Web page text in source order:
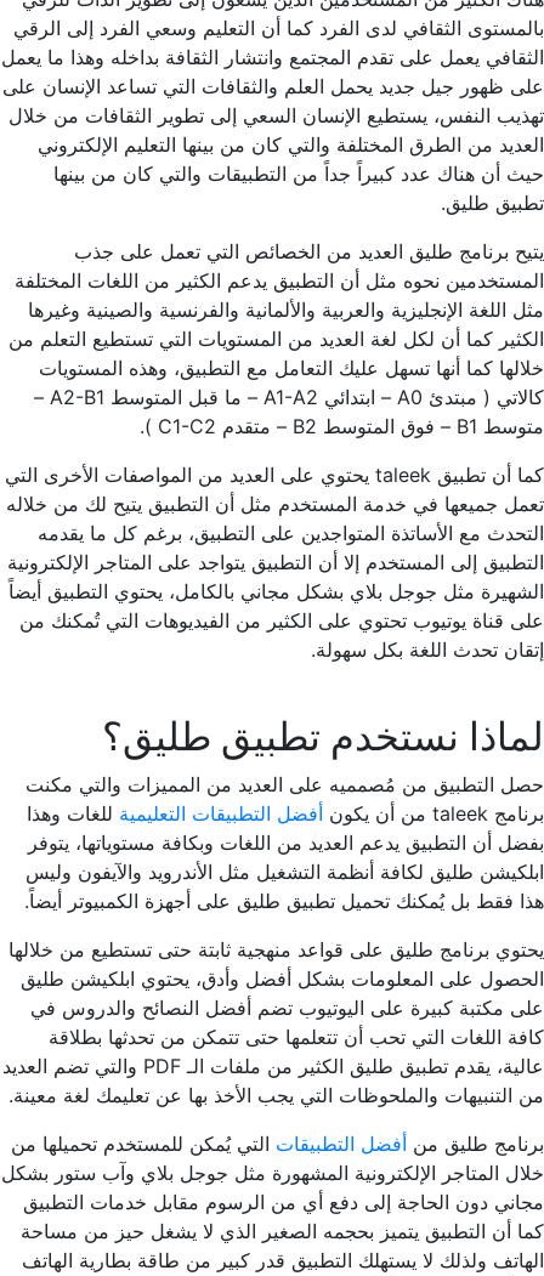
بالمستوى الثقافي لدى الفرد كما أن التعليم وسعي الفرد إلى الرقي
الثقافي يعمل على تقدم المجتمع وانتشار الثقافة بداخله وهذا ما يعمل
على ظهور جيل جديد يحمل العلم والثقافات التي تساعد الإنسان على
تهذيب النفس، يستطيع الإنسان السعي إلى تطوير الثقافات من خلال
العديد من الطرق المختلفة والتي كان من بينها التعليم الإلكتروني
حيث أن هناك عدد كبيراً جداً من التطبيقات والتي كان من بينها
تطبيق طليق.
يتيح برنامج طليق العديد من الخصائص التي تعمل على جذب
المستخدمين نحوه مثل أن التطبيق يدعم الكثير من اللغات المختلفة
مثل اللغة الإنجليزية والعربية والألمانية والفرنسية والصينية وغيرها
الكثير كما أن لكل لغة العديد من المستويات التي تستطيع التعلم من
خلالها كما أنها تسهل عليك التعامل مع التطبيق، وهذه المستويات
كالاتي ( مبتدئ A0 – ابتدائي A1-A2 – ما قبل المتوسط A2-B1 –
متوسط B1 – فوق المتوسط B2 – متقدم C1-C2 ).
كما أن تطبيق taleek يحتوي على العديد من المواصفات الأخرى التي
تعمل جميعها في خدمة المستخدم مثل أن التطبيق يتيح لك من خلاله
التحدث مع الأساتذة المتواجدين على التطبيق، برغم كل ما يقدمه
التطبيق إلى المستخدم إلا أن التطبيق يتواجد على المتاجر الإلكترونية
الشهيرة مثل جوجل بلاي بشكل مجاني بالكامل، يحتوي التطبيق أيضاً
على قناة يوتيوب تحتوي على الكثير من الفيديوهات التي تُمكنك من
إتقان تحدث اللغة بكل سهولة.
لماذا نستخدم تطبيق طليق؟
حصل التطبيق من مُصمميه على العديد من المميزات والتي مكنت
برنامج taleek من أن يكون
أفضل التطبيقات التعليمية للغات وهذا
بفضل أن التطبيق يدعم العديد من اللغات وبكافة مستوياتها، يتوفر
ابلكيشن طليق لكافة أنظمة التشغيل مثل الأندرويد والآيفون وليس
هذا فقط بل يُمكنك تحميل تطبيق طليق على أجهزة الكمبيوتر أيضاً.
يحتوي برنامج طليق على قواعد منهجية ثابتة حتى تستطيع من خلالها
الحصول على المعلومات بشكل أفضل وأدق، يحتوي ابلكيشن طليق
على مكتبة كبيرة على اليوتيوب تضم أفضل النصائح والدروس في
كافة اللغات التي تحب أن تتعلمها حتى تتمكن من تحدثها بطلاقة
عالية، يقدم تطبيق طليق الكثير من ملفات الـ PDF والتي تضم العديد
من التنبيهات والملحوظات التي يجب الأخذ بها عن تعليمك لغة معينة.
برنامج طليق من أفضل التطبيقات التي يُمكن للمستخدم تحميلها من
خلال المتاجر الإلكترونية المشهورة مثل جوجل بلاي وآب ستور بشكل
مجاني دون الحاجة إلى دفع أي من الرسوم مقابل خدمات التطبيق
كما أن التطبيق يتميز بحجمه الصغير الذي لا يشغل حيز من مساحة
الهاتف ولذلك لا يستهلك التطبيق قدر كبير من طاقة بطارية الهاتف